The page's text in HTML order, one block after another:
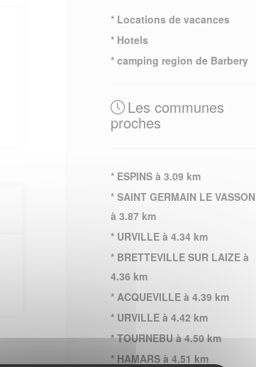
* Locations de vacances
* Hotels
* camping region de Barbery
Les communes
proches
* ESPINS à 3.09 km
* SAINT GERMAIN LE VASSON
à 3.87 km
* URVILLE à 4.34 km
* BRETTEVILLE SUR LAIZE à
4.36 km
* ACQUEVILLE à 4.39 km
* URVILLE à 4.42 km
* TOURNEBU à 4.50 km
* HAMARS à 4.51 km